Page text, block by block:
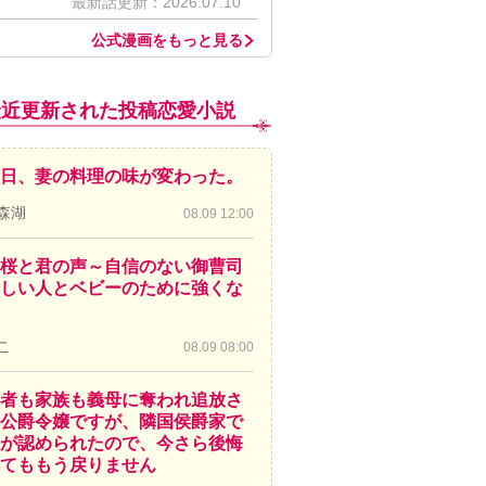
公式漫画をもっと見る
更新された投稿恋愛小説
、妻の料理の味が変わった。
湖 08.09 12:00
と君の声～自信のない御曹司
い人とベビーのために強くな
08.09 08:00
も家族も義母に奪われ追放さ
爵令嬢ですが、隣国侯爵家で
認められたので、今さら後悔
ももう戻りません